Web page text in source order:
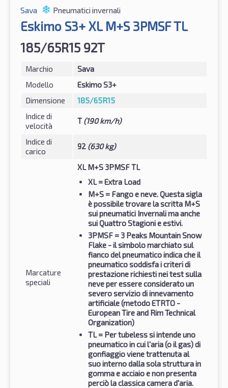
Sava Pneumatici invernali
Eskimo S3+ XL M+S 3PMSF TL
185/65R15 92T
Marchio
Sava
Modello
Eskimo S3+
Dimensione
185/65R15
Indice di
velocità
T (190 km/h)
Indice di
carico
92 (630 kg)
Marcature
speciali
XL M+S 3PMSF TL
XL= Extra Load
M+S = Fango e neve. Questa sigla
è possibile trovare la scritta M+S
sui pneumatici Invernali ma anche
sui Quattro Stagioni e estivi.
3PMSF = 3 Peaks Mountain Snow
Flake - il simbolo marchiato sul
fianco del pneumatico indica che il
pneumatico soddisfa i criteri di
prestazione richiesti nei test sulla
neve per essere considerato un
severo servizio di innevamento
artificiale (metodo ETRTO -
European Tire and Rim Technical
Organization)
TL= Per tubeless si intende uno
pneumatico in cui l'aria (o il gas) di
gonfiaggio viene trattenuta al
suo interno dalla sola struttura in
gomma e acciaio e non presenta
perciò la classica camera d'aria.